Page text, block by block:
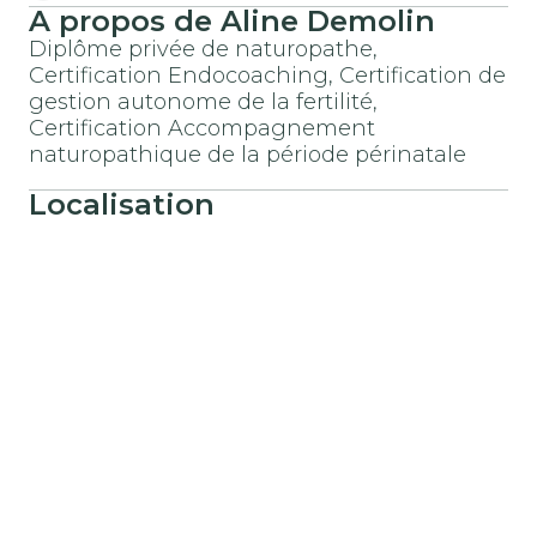
A propos de Aline Demolin
Diplôme privée de naturopathe,
Certification Endocoaching, Certification de
gestion autonome de la fertilité,
Certification Accompagnement
naturopathique de la période périnatale
Localisation